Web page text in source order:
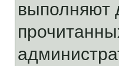
выполняют